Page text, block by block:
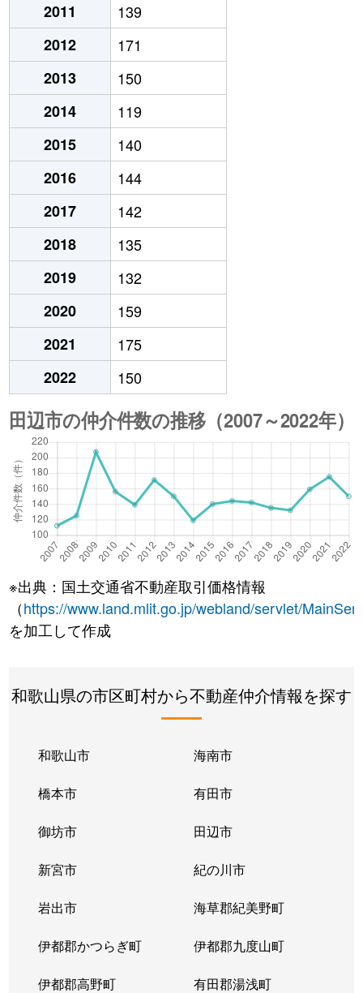
2011
139
2012
171
2013
150
2014
119
2015
140
2016
144
2017
142
2018
135
2019
132
2020
159
2021
175
2022
150
※出典：国土交通省不動産取引価格情報
（https://www.land.mlit.go.jp/webland/servlet/
を加工して作成
和歌山県の市区町村から不動産仲介情報を探す
和歌山市 海南市
橋本市 有田市
御坊市 田辺市
新宮市 紀の川市
岩出市 海草郡紀美野町
伊都郡かつらぎ町 伊都郡九度山町
伊都郡高野町 有田郡湯浅町